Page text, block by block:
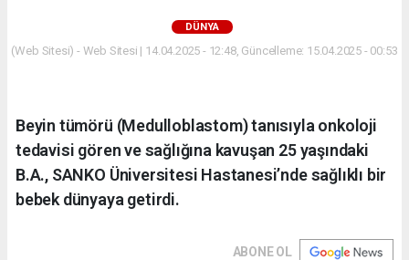
DÜNYA
(Web Sitesi) - Web Sitesi | 14.04.2025 - 12:48, Güncelleme: 15.04.2025 - 00:53
Beyin tümörü (Medulloblastom) tanısıyla onkoloji
tedavisi gören ve sağlığına kavuşan 25 yaşındaki
B.A., SANKO Üniversitesi Hastanesi’nde sağlıklı bir
bebek dünyaya getirdi.
ABONE OL